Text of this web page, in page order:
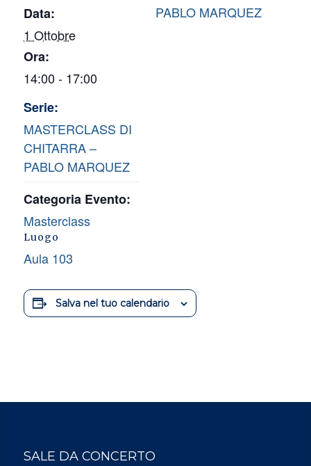
Data:
1 Ottobre
Ora:
14:00 - 17:00
Serie:
MASTERCLASS DI
CHITARRA –
PABLO MARQUEZ
Categoria Evento:
Masterclass
Luogo
Aula 103
PABLO MARQUEZ
Salva nel tuo calendario
SALE DA CONCERTO